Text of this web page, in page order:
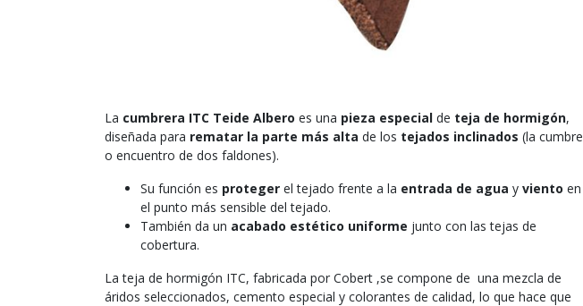
La cumbrera ITC Teide Albero es una pieza especial de teja de hormigón,
diseñada para rematar la parte más alta de los tejados inclinados (la cumbre
o encuentro de dos faldones).
Su función es proteger el tejado frente a la entrada de agua y viento en
el punto más sensible del tejado.
También da un acabado estético uniforme junto con las tejas de
cobertura.
La teja de hormigón ITC, fabricada por Cobert ,se compone de una mezcla de
áridos seleccionados, cemento especial y colorantes de calidad, lo que hace que